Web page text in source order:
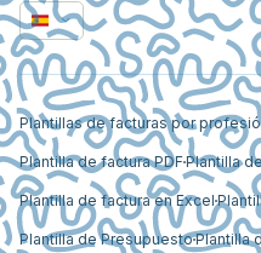
Plantillas de facturas por
Plantilla de factura PDF Plantilla
Plantilla de factura en Excel
Plantilla de PresupuestoPlantilla